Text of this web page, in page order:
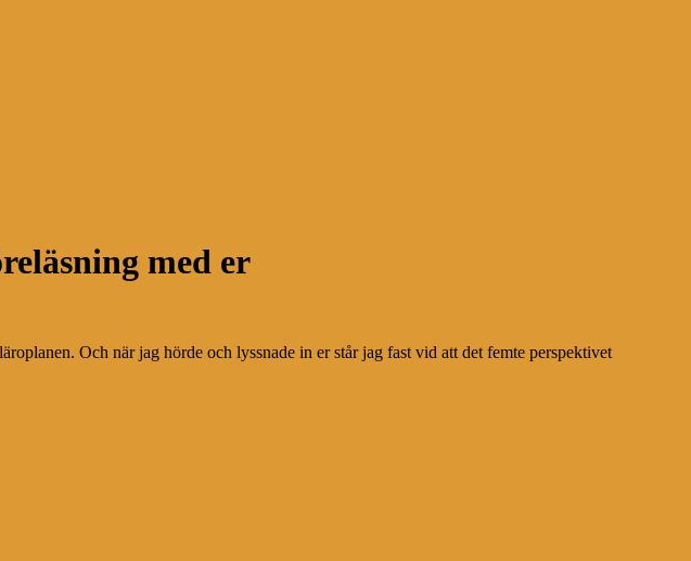
med er
Och när jag hörde och lyssnade in er står jag fast vid att det femte perspektivet